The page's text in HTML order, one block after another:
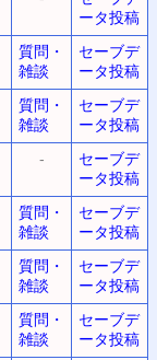
ータ投稿
質問・
雑談
セーブデ
ータ投稿
質問・
雑談
セーブデ
ータ投稿
-
セーブデ
ータ投稿
質問・
雑談
セーブデ
ータ投稿
質問・
雑談
セーブデ
ータ投稿
質問・
雑談
セーブデ
ータ投稿